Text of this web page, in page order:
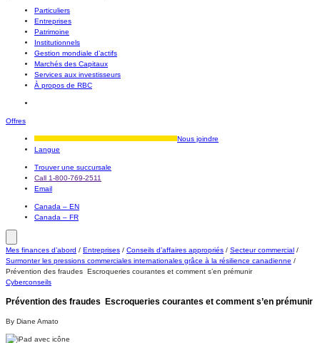
Particuliers
Entreprises
Patrimoine
Institutionnels
Gestion mondiale d’actifs
Marchés des Capitaux
Services aux investisseurs
À propos de RBC
Offres
Nous joindre
Langue
Trouver une succursale
Call 1-800-769-2511
Email
Canada – EN
Canada – FR
Mes finances d’abord / Entreprises / Conseils d’affaires appropriés / Secteur commercial /
Surmonter les pressions commerciales internationales grâce à la résilience canadienne /
Prévention des fraudes  Escroqueries courantes et comment s’en prémunir
Cyberconseils
Prévention des fraudes  Escroqueries courantes et comment s’en prémunir
By Diane Amato